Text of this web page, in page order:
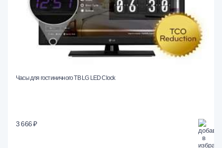
Часы для гостиничного ТВ LG LED Clock
3 666 ₽